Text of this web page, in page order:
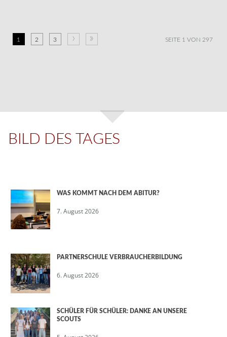
SEITE 1 VON 297
1 2 3 › »
BILD DES TAGES
WAS KOMMT NACH DEM ABITUR?
7. August 2026
PARTNERSCHULE VERBRAUCHERBILDUNG
6. August 2026
SCHÜLER FÜR SCHÜLER: DANKE AN UNSERE
SCOUTS